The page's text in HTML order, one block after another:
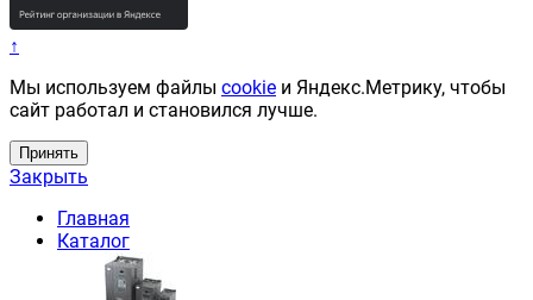
↑
Мы используем файлы cookie и Яндекс.Метрику, чтобы
сайт работал и становился лучше.
Принять
Закрыть
Главная
Каталог